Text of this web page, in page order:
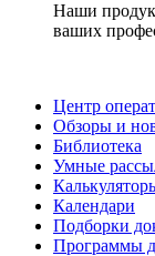
Наши
ваших
Центр
Обзоры и
Библиотека
Умные
Календари
Подборки
Программы